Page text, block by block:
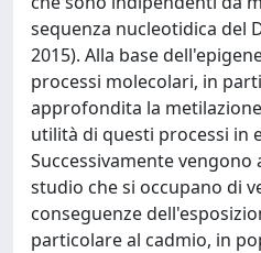
sequenza nucleotidica del
2015). Alla base
processi molecolari, in
approfondita la
utilità di questi processi in
Successivamente vengono
studio che si occupano di
conseguenze
particolare al cadmio, in